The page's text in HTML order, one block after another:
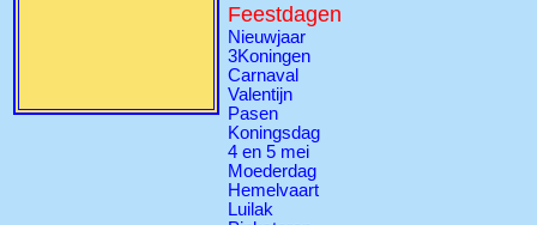
Feestdagen
Nieuwjaar
3Koningen
Carnaval
Valentijn
Pasen
Koningsdag
4 en 5 mei
Moederdag
Hemelvaart
Luilak